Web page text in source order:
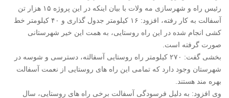
رئیس راه و شهرسازی مه ولات با بیان اینکه در این پروژه ۱۵ هزار تن
آسفالت به کار رفته، افزود: ۱۶ کیلومتر جدول گذاری و ۴۰ کیلومتر خط
کشی انجام شده در این راه روستایی، به همت این خیر شهرستانی
صورت گرفته است.
بخشی گفت: ۲۷۰ کیلومتر راه روستایی آسفالته، دسترسی و شوسه در
شهرستان وجود دارد که تمامی این راه های روستایی از نعمت آسفالت
بهره مند هستند.
وی افزود: به دلیل فرسودگی آسفالت برخی راه های روستایی، سال